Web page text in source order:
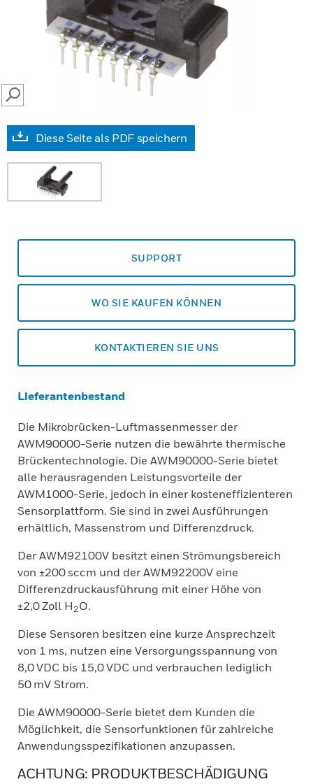
SEARCH
Diese Seite als PDF speichern
SUPPORT
WO SIE KAUFEN KÖNNEN
KONTAKTIEREN SIE UNS
Lieferantenbestand
Die Mikrobrücken-Luftmassenmesser der
AWM90000-Serie nutzen die bewährte thermische
Brückentechnologie. Die AWM90000-Serie bietet
alle herausragenden Leistungsvorteile der
AWM1000-Serie, jedoch in einer kosteneffizienteren
Sensorplattform. Sie sind in zwei Ausführungen
erhältlich, Massenstrom und Differenzdruck.
Der AWM92100V besitzt einen Strömungsbereich
von ±200 sccm und der AWM92200V eine
Differenzdruckausführung mit einer Höhe von
±2,0 Zoll H2O.
Diese Sensoren besitzen eine kurze Ansprechzeit
von 1 ms, nutzen eine Versorgungsspannung von
8,0 VDC bis 15,0 VDC und verbrauchen lediglich
50 mV Strom.
Die AWM90000-Serie bietet dem Kunden die
Möglichkeit, die Sensorfunktionen für zahlreiche
Anwendungsspezifikationen anzupassen.
ACHTUNG: PRODUKTBESCHÄDIGUNG